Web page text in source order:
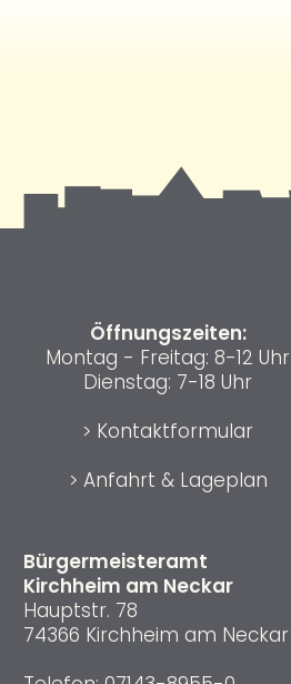
Bürgermeisteramt
Kirchheim am Neckar
Hauptstr. 78
74366 Kirchheim am Neckar
Öffnungszeiten:
Montag - Freitag: 8-12 Uhr
Dienstag: 7-18 Uhr
> Kontaktformular
> Anfahrt & Lageplan